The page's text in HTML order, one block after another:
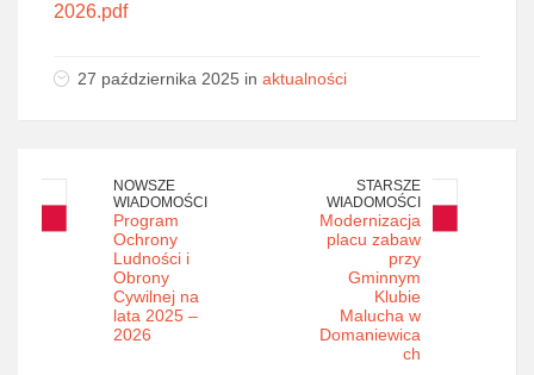
2026.pdf
27 października 2025 in aktualności
NOWSZE
WIADOMOŚCI
Program
Ochrony
Ludności i
Obrony
Cywilnej na
lata 2025 –
2026
STARSZE
WIADOMOŚCI
Modernizacja
placu zabaw
przy
Gminnym
Klubie
Malucha w
Domaniewica
ch